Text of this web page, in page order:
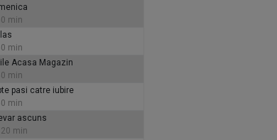
min
min
Acasa Magazin
min
pasi catre iubire
min
ascuns
min